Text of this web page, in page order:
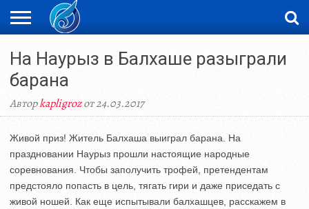
ЖАҢАЛЫҚТАР
НОВОСТИ
ВИДЕО
ФОТОРЕПОРТАЖИ
ОРКЕН
LIVETV
На Наурыз в Балхаше разыграли
барана
Авторkapligrozот 24.03.2017
Живой приз! Житель Балхаша выиграл барана. На
праздновании Наурыз прошли настоящие народные
соревнования. Чтобы заполучить трофей, претендентам
предстояло попасть в цель, тягать гири и даже приседать с
живой ношей. Как еще испытывали балхашцев, расскажем в